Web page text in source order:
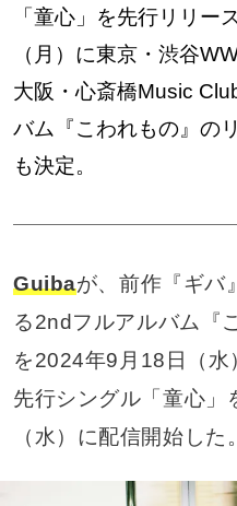
「童心」を先行リリー
（月）に東京・渋谷
大阪・心斎橋Music
バム『こわれもの』の
も決定。
Guibaが、前作『ギバ
る2ndフルアルバム『
を2024年9月18日（水
先行シングル「童心
（水）に配信開始した。